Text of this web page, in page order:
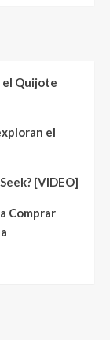
el Quijote
el
[VIDEO]
Comprar